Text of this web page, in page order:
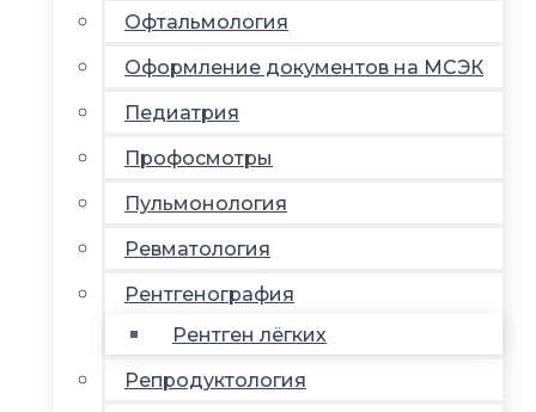
Офтальмология
Оформление документов на МСЭК
Педиатрия
Профосмотры
Пульмонология
Ревматология
Рентгенография
Рентген лёгких
Репродуктология